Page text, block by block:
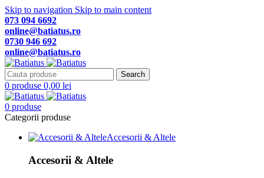
Skip to navigation Skip to main content
073 094 6692
online@batiatus.ro
0730 946 692
online@batiatus.ro
Search
0 produse 0,00 lei
0 produse
Categorii produse
Accesorii & Altele
Accesorii & Altele